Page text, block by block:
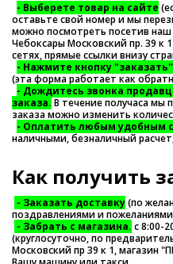
- Выберете товар на сайте
оставьте свой номер и мы
можно посмотреть посетив
Чебоксары Московский пр. 39 к
сетях, прямые ссылки внизу
- Нажмите кнопку
(эта форма работает как
- Дождитесь звонка
заказа. В течение получаса
заказа можно изменить
- Оплатить любым удобным
наличными, безналичный
Как получить
- Заказать доставку(по
поздравлениями и
- Забрать с магазина. с 8:00-
(круглосуточно, по
Московский пр 39 к 1, магазин